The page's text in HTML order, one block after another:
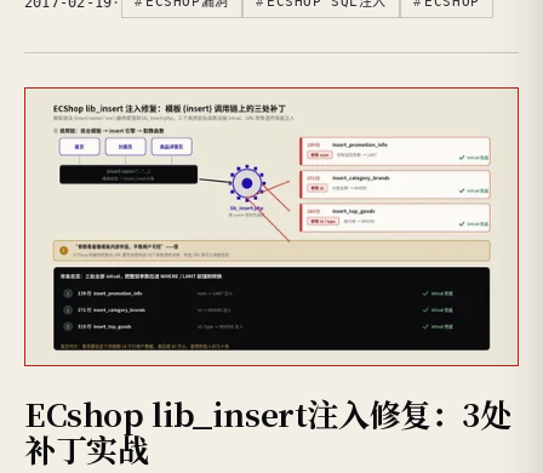
ECshop lib_insert注入修复：3处
补丁实战